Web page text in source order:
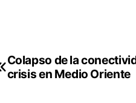
Colapso de la
crisis en Medio Oriente